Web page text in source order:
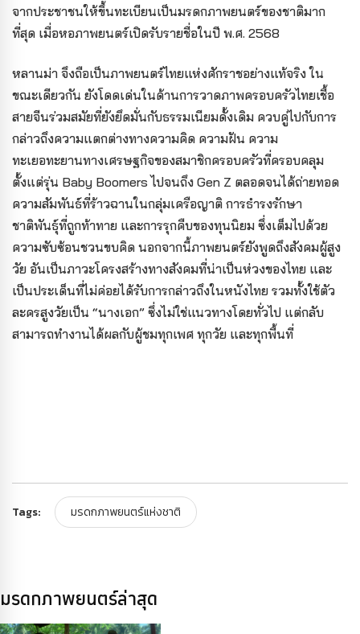
จากประชาชนให้ขึ้นทะเบียนเป็นมรดกภาพยนตร์ของชาติมาก
ที่สุด เมื่อหอภาพยนตร์เปิดรับรายชื่อในปี พ.ศ. 2568
หลานม่า จึงถือเป็นภาพยนตร์ไทยแห่งศักราชอย่างแท้จริง ใน
ขณะเดียวกัน ยังโดดเด่นในด้านการวาดภาพครอบครัวไทยเชื้อ
สายจีนร่วมสมัยที่ยังยึดมั่นกับธรรมเนียมดั้งเดิม ควบคู่ไปกับการ
กล่าวถึงความแตกต่างทางความคิด ความฝัน ความ
ทะเยอทะยานทางเศรษฐกิจของสมาชิกครอบครัวที่ครอบคลุม
ตั้งแต่รุ่น Baby Boomers ไปจนถึง Gen Z ตลอดจนได้ถ่ายทอด
ความสัมพันธ์ที่ร้าวฉานในกลุ่มเครือญาติ การธำรงรักษา
ชาติพันธุ์ที่ถูกท้าทาย และการรุกคืบของทุนนิยม ซึ่งเต็มไปด้วย
ความซับซ้อนชวนขบคิด นอกจากนี้ภาพยนตร์ยังพูดถึงสังคมผู้สูง
วัย อันเป็นภาวะโครงสร้างทางสังคมที่น่าเป็นห่วงของไทย และ
เป็นประเด็นที่ไม่ค่อยได้รับการกล่าวถึงในหนังไทย รวมทั้งใช้ตัว
ละครสูงวัยเป็น “นางเอก” ซึ่งไม่ใช่แนวทางโดยทั่วไป แต่กลับ
สามารถทำงานได้ผลกับผู้ชมทุกเพศ ทุกวัย และทุกพื้นที่
Tags: มรดกภาพยนตร์แห่งชาติ
มรดกภาพยนตร์ล่าสุด